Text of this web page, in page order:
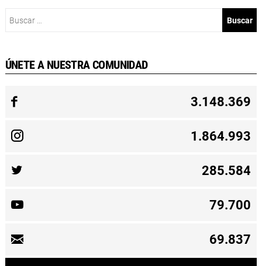
ÚNETE A NUESTRA COMUNIDAD
3.148.369
1.864.993
285.584
79.700
69.837